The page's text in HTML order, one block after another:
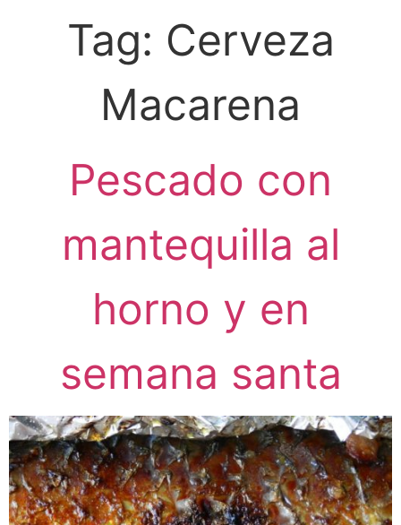
Tag: Cerveza
Macarena
Pescado con
mantequilla al
horno y en
semana santa